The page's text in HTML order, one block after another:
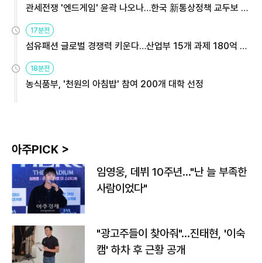
관세전쟁 '엔드게임' 윤곽 나오나…한국 新통상정책 교두보 활
용해야
17분전
섬유패션 글로벌 경쟁력 키운다…산업부 15개 과제 180억 지
원
18분전
농식품부, '천원의 아침밥' 참여 200개 대학 선정
아주PICK >
임영웅, 데뷔 10주년…"난 늘 부족한
사람이었다"
"광고주들이 찾아줘"…진태현, '이숙
캠' 하차 후 근황 공개